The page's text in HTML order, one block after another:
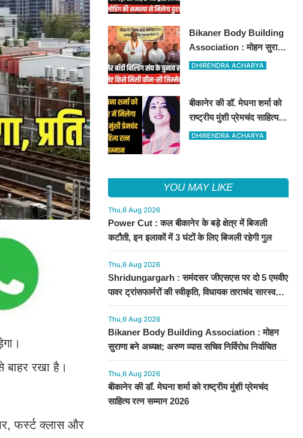
बाहर रखा है।
फर्स्ट क्लास और
रंग
Bikaner Body Building
Association : मोहन सुराणा
बने अध्यक्ष; अरुण व्यास सचिव
DHIRENDRA ACHARYA
बीकानेर की डॉ. मेघना शर्मा को
राष्ट्रीय मुंशी प्रेमचंद साहित्य
रत्न सम्मान 2026
DHIRENDRA ACHARYA
YOU MAY LIKE
Thu,6 Aug 2026
Power Cut : कल बीकानेर के बड़े क्षेत्र में बिजली
कटौती, इन इलाकों में 3 घंटों के लिए बिजली रहेगी गुल
Thu,6 Aug 2026
Shridungargarh : समंदसर जीएसएस पर दो 5 एमवीए
पावर ट्रांसफार्मरों की स्वीकृति, विधायक ताराचंद सारस्वत
के सतत प्रयास लाए रंग
Thu,6 Aug 2026
Bikaner Body Building Association : मोहन
सुराणा बने अध्यक्ष; अरुण व्यास सचिव निर्विरोध निर्वाचित
Thu,6 Aug 2026
बीकानेर की डॉ. मेघना शर्मा को राष्ट्रीय मुंशी प्रेमचंद
साहित्य रत्न सम्मान 2026